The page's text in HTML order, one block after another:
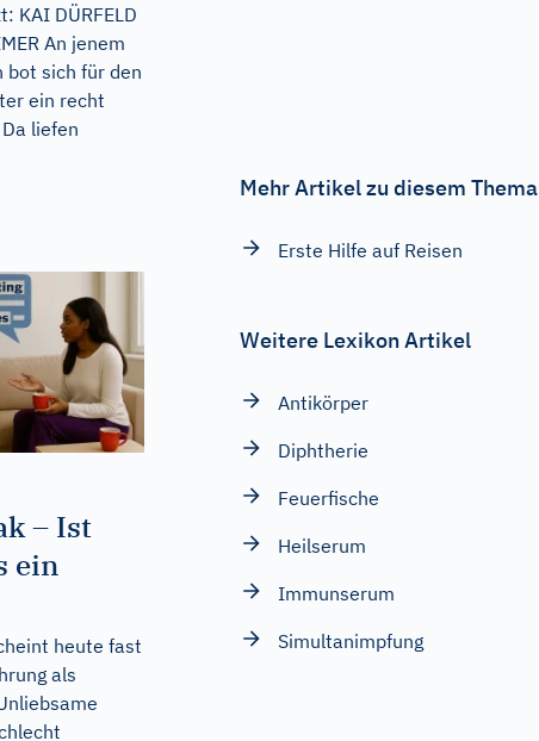
KAI DÜRFELD
An jenem
bot sich für den
ein recht
liefen
– Ist
ein
heute fast
als
Mehr Artikel zu diesem Thema
Erste Hilfe auf Reisen
Weitere Lexikon Artikel
Antikörper
Diphtherie
Feuerfische
Heilserum
Immunserum
Simultanimpfung